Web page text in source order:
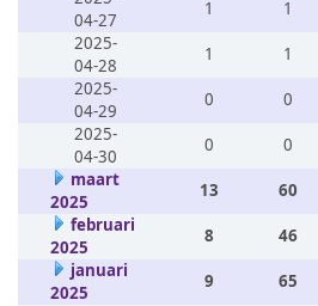
04-27
1 1
2025-
04-28
1 1
2025-
04-29
0 0
2025-
04-30
0 0
maart
2025
13 60
februari
2025
8 46
januari
2025
9 65